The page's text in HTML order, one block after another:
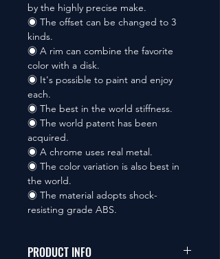
by the highly precise make.
◉ The offset can be changed to 3
kinds.
◉ A rim can combine the favorite
color with a disk.
◉ It's possible to paint and enjoy
each.
◉ The best in the world stiffness.
◉ The world patent has been
acquired.
◉ A chrome uses real metal.
◉ The color variation is also best in
the world.
◉ The material adopts shock-
resisting grade ABS.
PRODUCT INFO